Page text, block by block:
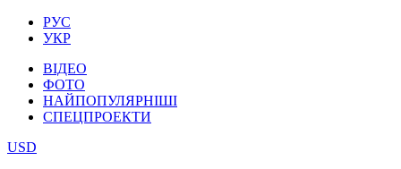
РУС
УКР
ВІДЕО
ФОТО
НАЙПОПУЛЯРНІШІ
СПЕЦПРОЕКТИ
USD